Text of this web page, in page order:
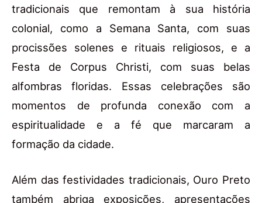
tradicionais que remontam à sua história
colonial, como a Semana Santa, com suas
procissões solenes e rituais religiosos, e a
Festa de Corpus Christi, com suas belas
alfombras floridas. Essas celebrações são
momentos de profunda conexão com a
espiritualidade e a fé que marcaram a
formação da cidade.
Além das festividades tradicionais, Ouro Preto
também abriga exposições, apresentações